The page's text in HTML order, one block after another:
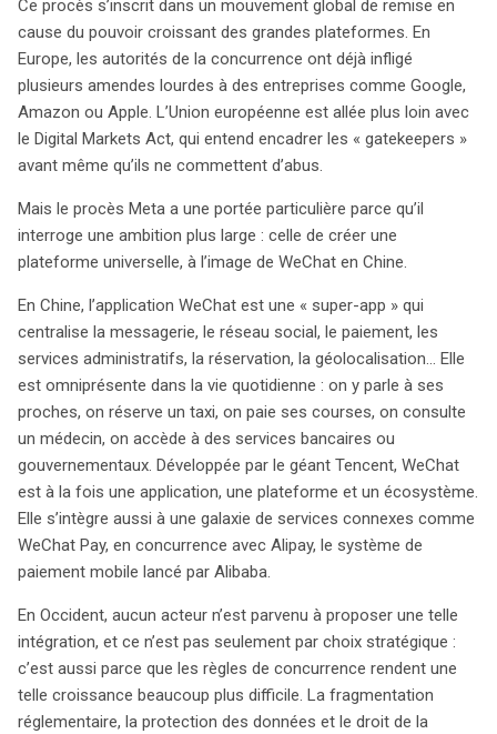
Ce procès s’inscrit dans un mouvement global de remise en
cause du pouvoir croissant des grandes plateformes. En
Europe, les autorités de la concurrence ont déjà infligé
plusieurs amendes lourdes à des entreprises comme Google,
Amazon ou Apple. L’Union européenne est allée plus loin avec
le Digital Markets Act, qui entend encadrer les « gatekeepers »
avant même qu’ils ne commettent d’abus.
Mais le procès Meta a une portée particulière parce qu’il
interroge une ambition plus large : celle de créer une
plateforme universelle, à l’image de WeChat en Chine.
En Chine, l’application WeChat est une « super-app » qui
centralise la messagerie, le réseau social, le paiement, les
services administratifs, la réservation, la géolocalisation… Elle
est omniprésente dans la vie quotidienne : on y parle à ses
proches, on réserve un taxi, on paie ses courses, on consulte
un médecin, on accède à des services bancaires ou
gouvernementaux. Développée par le géant Tencent, WeChat
est à la fois une application, une plateforme et un écosystème.
Elle s’intègre aussi à une galaxie de services connexes comme
WeChat Pay, en concurrence avec Alipay, le système de
paiement mobile lancé par Alibaba.
En Occident, aucun acteur n’est parvenu à proposer une telle
intégration, et ce n’est pas seulement par choix stratégique :
c’est aussi parce que les règles de concurrence rendent une
telle croissance beaucoup plus difficile. La fragmentation
réglementaire, la protection des données et le droit de la
search